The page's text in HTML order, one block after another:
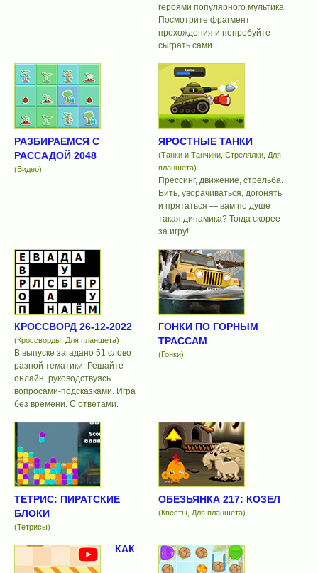
героями популярного мультика.
Посмотрите фрагмент
прохождения и попробуйте
сыграть сами.
РАЗБИРАЕМСЯ С
РАССАДОЙ 2048
(Видео)
ЯРОСТНЫЕ ТАНКИ
(Танки и Танчики, Стрелялки, Для
планшета)
Прессинг, движение, стрельба.
Бить, уворачиваться, догонять
и прятаться — вам по душе
такая динамика? Тогда скорее
за игру!
КРОССВОРД 26-12-2022
(Кроссворды, Для планшета)
В выпуске загадано 51 слово
разной тематики. Решайте
онлайн, руководствуясь
вопросами-подсказками. Игра
без времени. С ответами.
ГОНКИ ПО ГОРНЫМ
ТРАССАМ
(Гонки)
ТЕТРИС: ПИРАТСКИЕ
БЛОКИ
(Тетрисы)
ОБЕЗЬЯНКА 217: КОЗЕЛ
(Квесты, Для планшета)
КАК